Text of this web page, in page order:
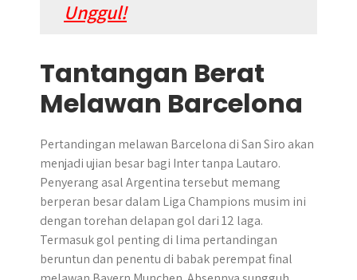
Unggul!
Tantangan Berat
Melawan Barcelona
Pertandingan melawan Barcelona di San Siro akan
menjadi ujian besar bagi Inter tanpa Lautaro.
Penyerang asal Argentina tersebut memang
berperan besar dalam Liga Champions musim ini
dengan torehan delapan gol dari 12 laga.
Termasuk gol penting di lima pertandingan
beruntun dan penentu di babak perempat final